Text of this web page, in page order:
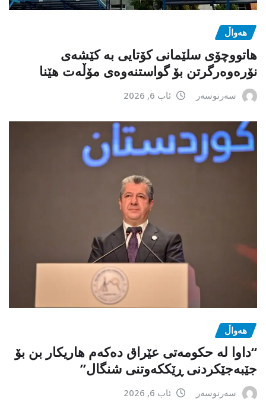
هەواڵ
هاتووچۆی سلێمانی کۆتایی بە کێشەی
نۆرەوەرگرتن بۆ گواستنەوەی مۆڵەت هێنا
سەرنوسەر ئاب 6, 2026
هەواڵ
“داوا لە حكومەتی عێراق دەكەم هاریكار بن بۆ
جێبەجێكردنی ڕێككەوتنی شنگال”
سەرنوسەر ئاب 6, 2026